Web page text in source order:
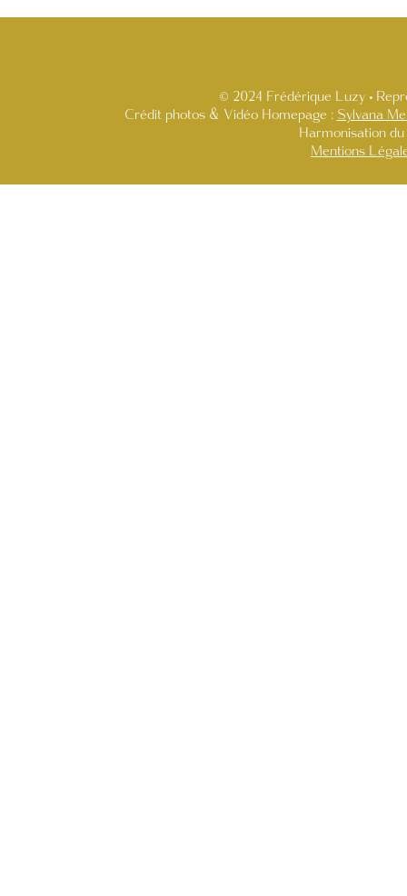
© 2024 Frédérique Luzy •
Crédit photos & Vidéo Homepage :Sylvana
Harmonisation
Mentions